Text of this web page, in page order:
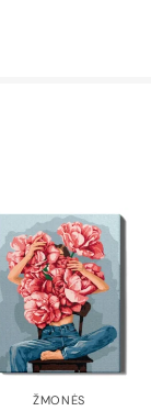
ŽMONĖS